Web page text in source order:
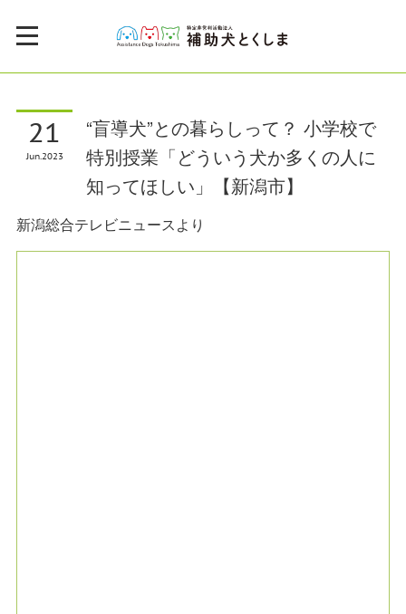
21
Jun2023
“盲導犬”との暮らしって？ 小学校で
特別授業「どういう犬か多くの人に
知ってほしい」【新潟市】
新潟総合テレビニュースより